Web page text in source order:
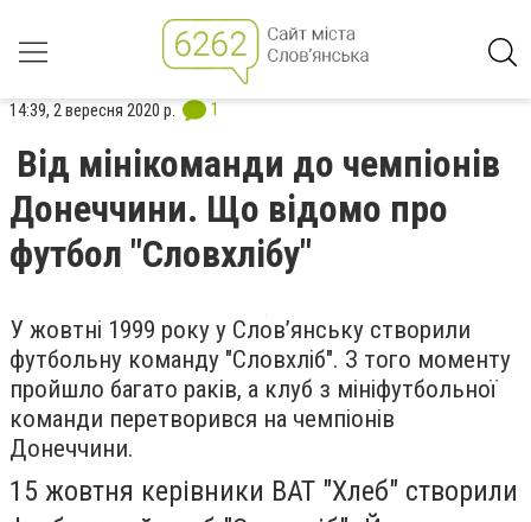
14:39, 2 вересня 2020 р. 1
Від мінікоманди до чемпіонів
Донеччини. Що відомо про
футбол "Словхлібу"
У жовтні 1999 року у Слов’янську створили
футбольну команду "Словхліб". З того моменту
пройшло багато раків, а клуб з мініфутбольної
команди перетворився на чемпіонів
Донеччини.
15 жовтня керівники ВАТ "Хлеб" створили